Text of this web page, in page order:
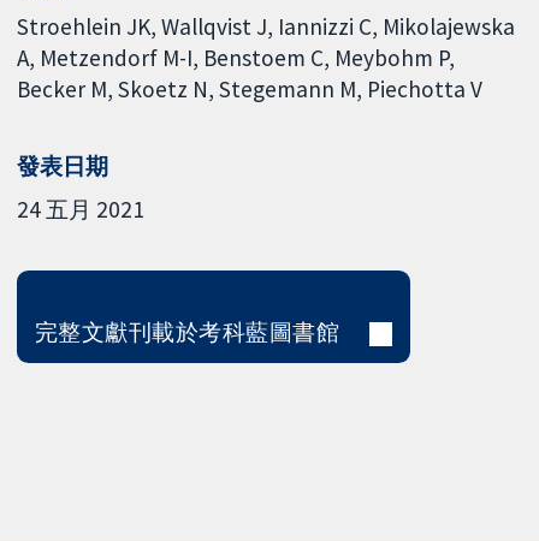
Stroehlein JK Wallqvist J Iannizzi C Mikolajewska
A Metzendorf M-I Benstoem C Meybohm P
Becker M Skoetz N Stegemann M Piechotta V
發表日期
24 五月 2021
完整文獻刊載於考科藍圖書館